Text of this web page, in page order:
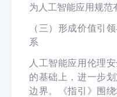
为人工智能应用规范
（ 三）形成价值引
系
人工智能应用伦理
的基础上，进一步
边界。《指引》围